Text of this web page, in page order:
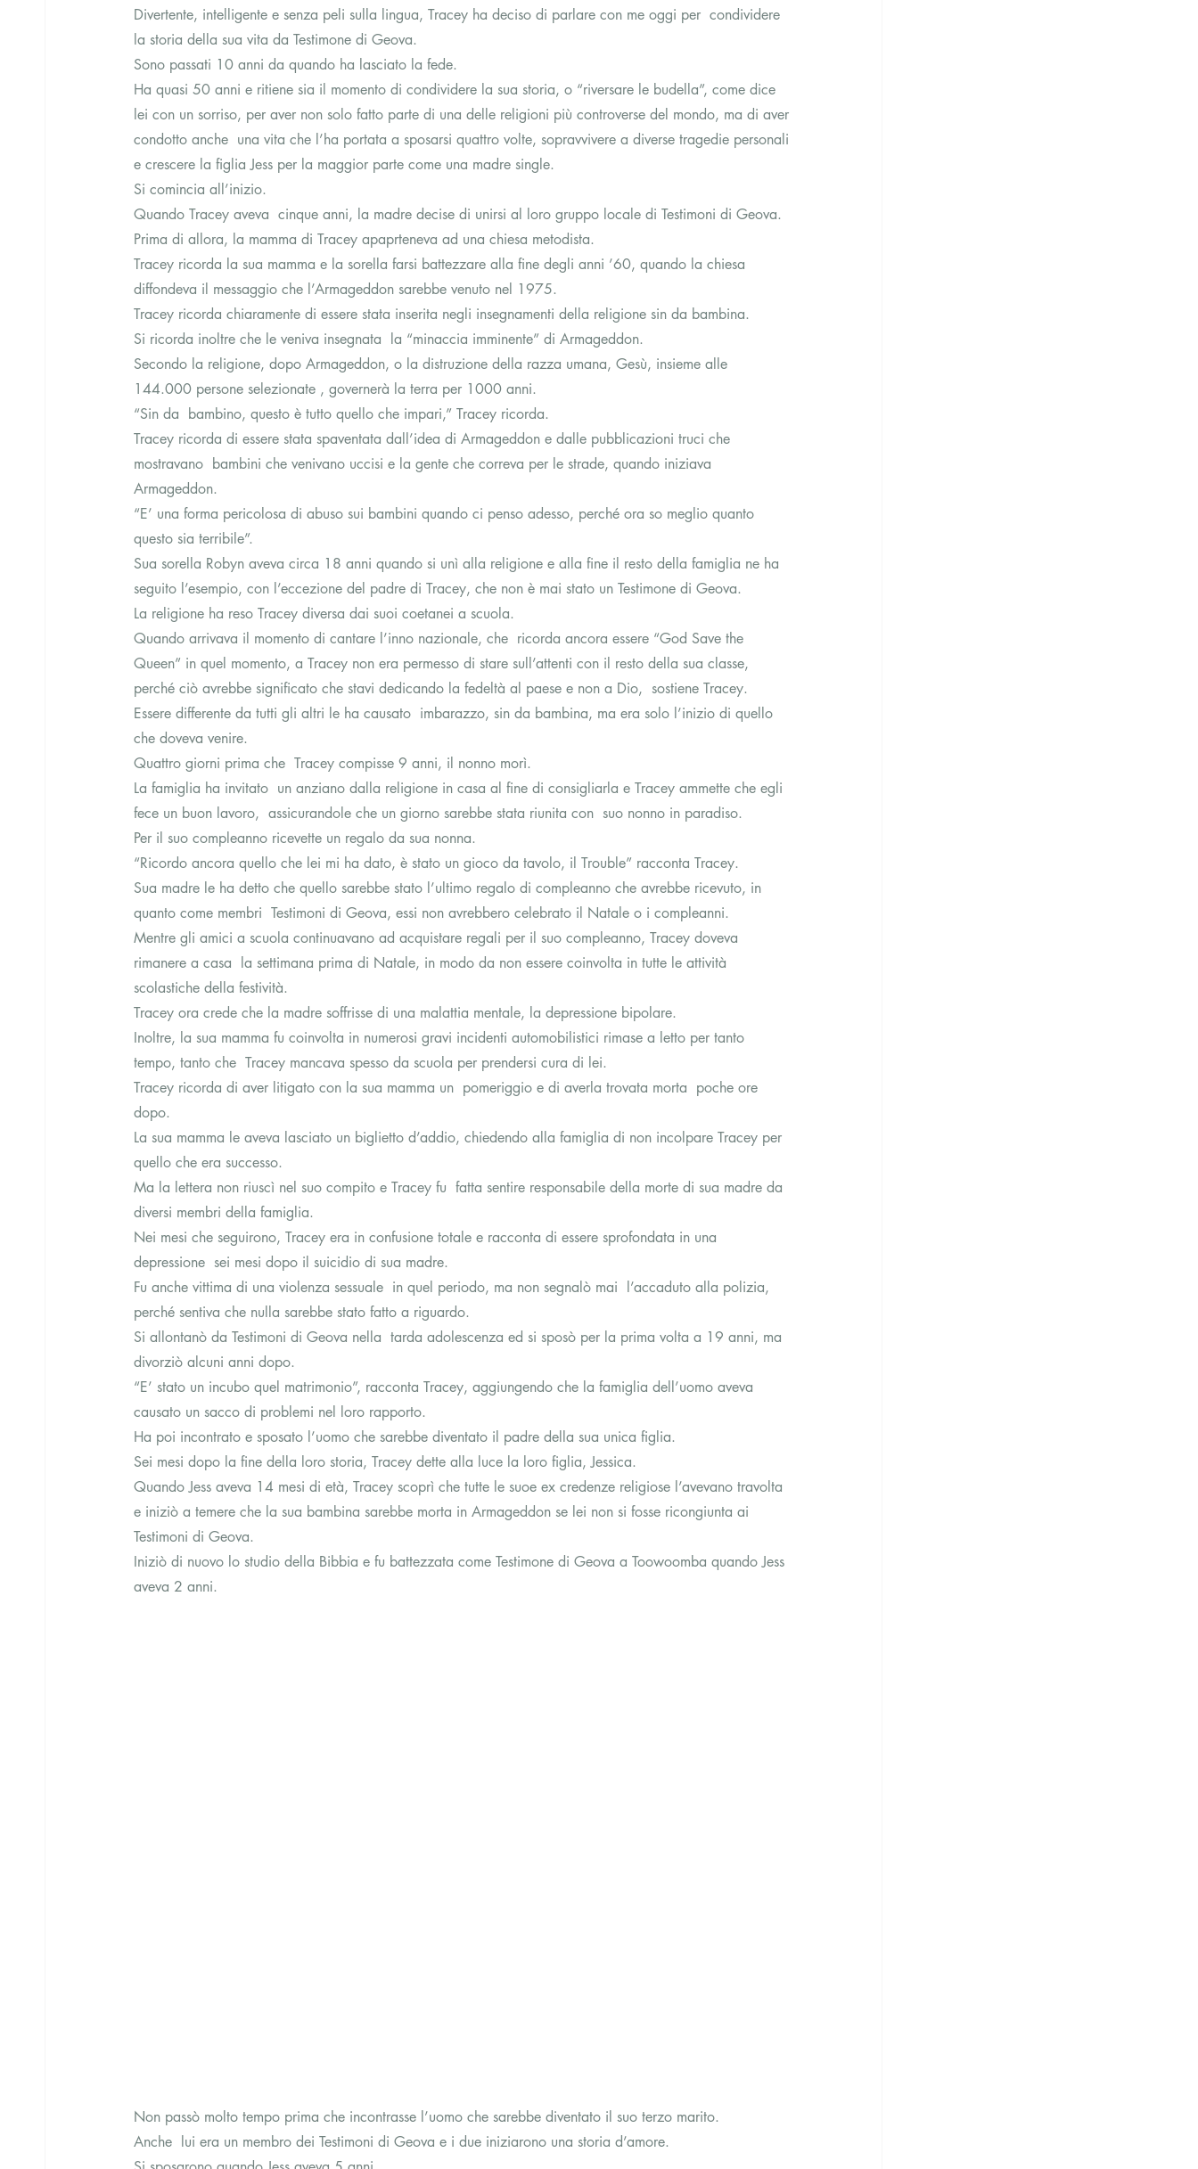
Divertente, intelligente e senza peli sulla lingua, Tracey ha deciso di parlare con me oggi per  condividere
la storia della sua vita da Testimone di Geova.
Sono passati 10 anni da quando ha lasciato la fede.
Ha quasi 50 anni e ritiene sia il momento di condividere la sua storia, o “riversare le budella”, come dice
lei con un sorriso, per aver non solo fatto parte di una delle religioni più controverse del mondo, ma di aver
condotto anche  una vita che l’ha portata a sposarsi quattro volte, sopravvivere a diverse tragedie personali
e crescere la figlia Jess per la maggior parte come una madre single.
Si comincia all’inizio.
Quando Tracey aveva  cinque anni, la madre decise di unirsi al loro gruppo locale di Testimoni di Geova.
Prima di allora, la mamma di Tracey apaprteneva ad una chiesa metodista.
Tracey ricorda la sua mamma e la sorella farsi battezzare alla fine degli anni ’60, quando la chiesa
diffondeva il messaggio che l’Armageddon sarebbe venuto nel 1975.
Tracey ricorda chiaramente di essere stata inserita negli insegnamenti della religione sin da bambina.
Si ricorda inoltre che le veniva insegnata  la “minaccia imminente” di Armageddon.
Secondo la religione, dopo Armageddon, o la distruzione della razza umana, Gesù, insieme alle
144.000 persone selezionate , governerà la terra per 1000 anni.
“Sin da  bambino, questo è tutto quello che impari,” Tracey ricorda.
Tracey ricorda di essere stata spaventata dall’idea di Armageddon e dalle pubblicazioni truci che
mostravano  bambini che venivano uccisi e la gente che correva per le strade, quando iniziava
Armageddon.
“E’ una forma pericolosa di abuso sui bambini quando ci penso adesso, perché ora so meglio quanto
questo sia terribile”.
Sua sorella Robyn aveva circa 18 anni quando si unì alla religione e alla fine il resto della famiglia ne ha
seguito l’esempio, con l’eccezione del padre di Tracey, che non è mai stato un Testimone di Geova.
La religione ha reso Tracey diversa dai suoi coetanei a scuola.
Quando arrivava il momento di cantare l’inno nazionale, che  ricorda ancora essere “God Save the
Queen” in quel momento, a Tracey non era permesso di stare sull’attenti con il resto della sua classe,
perché ciò avrebbe significato che stavi dedicando la fedeltà al paese e non a Dio,  sostiene Tracey.
Essere differente da tutti gli altri le ha causato  imbarazzo, sin da bambina, ma era solo l’inizio di quello
che doveva venire.
Quattro giorni prima che  Tracey compisse 9 anni, il nonno morì.
La famiglia ha invitato  un anziano dalla religione in casa al fine di consigliarla e Tracey ammette che egli
fece un buon lavoro,  assicurandole che un giorno sarebbe stata riunita con  suo nonno in paradiso.
Per il suo compleanno ricevette un regalo da sua nonna.
“Ricordo ancora quello che lei mi ha dato, è stato un gioco da tavolo, il Trouble” racconta Tracey.
Sua madre le ha detto che quello sarebbe stato l’ultimo regalo di compleanno che avrebbe ricevuto, in
quanto come membri  Testimoni di Geova, essi non avrebbero celebrato il Natale o i compleanni.
Mentre gli amici a scuola continuavano ad acquistare regali per il suo compleanno, Tracey doveva
rimanere a casa  la settimana prima di Natale, in modo da non essere coinvolta in tutte le attività
scolastiche della festività.
Tracey ora crede che la madre soffrisse di una malattia mentale, la depressione bipolare.
Inoltre, la sua mamma fu coinvolta in numerosi gravi incidenti automobilistici rimase a letto per tanto
tempo, tanto che  Tracey mancava spesso da scuola per prendersi cura di lei.
Tracey ricorda di aver litigato con la sua mamma un  pomeriggio e di averla trovata morta  poche ore
dopo.
La sua mamma le aveva lasciato un biglietto d’addio, chiedendo alla famiglia di non incolpare Tracey per
quello che era successo.
Ma la lettera non riuscì nel suo compito e Tracey fu  fatta sentire responsabile della morte di sua madre da
diversi membri della famiglia.
Nei mesi che seguirono, Tracey era in confusione totale e racconta di essere sprofondata in una
depressione  sei mesi dopo il suicidio di sua madre.
Fu anche vittima di una violenza sessuale  in quel periodo, ma non segnalò mai  l’accaduto alla polizia,
perché sentiva che nulla sarebbe stato fatto a riguardo.
Si allontanò da Testimoni di Geova nella  tarda adolescenza ed si sposò per la prima volta a 19 anni, ma
divorziò alcuni anni dopo.
“E’ stato un incubo quel matrimonio”, racconta Tracey, aggiungendo che la famiglia dell’uomo aveva
causato un sacco di problemi nel loro rapporto.
Ha poi incontrato e sposato l’uomo che sarebbe diventato il padre della sua unica figlia.
Sei mesi dopo la fine della loro storia, Tracey dette alla luce la loro figlia, Jessica.
Quando Jess aveva 14 mesi di età, Tracey scoprì che tutte le suoe ex credenze religiose l’avevano travolta
e iniziò a temere che la sua bambina sarebbe morta in Armageddon se lei non si fosse ricongiunta ai
Testimoni di Geova.
Iniziò di nuovo lo studio della Bibbia e fu battezzata come Testimone di Geova a Toowoomba quando Jess
aveva 2 anni.
Non passò molto tempo prima che incontrasse l’uomo che sarebbe diventato il suo terzo marito.
Anche  lui era un membro dei Testimoni di Geova e i due iniziarono una storia d’amore.